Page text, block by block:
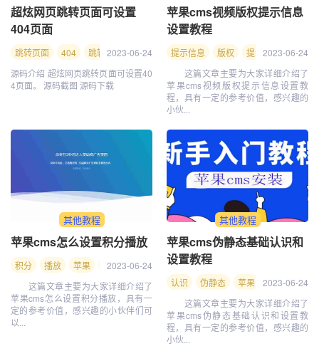
超炫网页跳转页面可设置
404页面
跳转页面 404 跳转 页面 网页 设置
2023-06-24
源码介绍 超炫网页跳转页面可设置40
4页面。 源码截图 源码下载
苹果cms视频版权提示信息
设置教程
提示信息 版权 提示 信息 视
2023-06-24
这篇文章主要为大家详细介绍了
苹果cms视频版权提示信息设置教
程，具有一定的参考价值，感兴趣的
小伙...
其他教程
苹果cms怎么设置积分播放
积分 播放 苹果 cms 设置 怎么
2023-06-24
这篇文章主要为大家详细介绍了
苹果cms怎么设置积分播放，具有一
定的参考价值，感兴趣的小伙伴们可
以...
其他教程
苹果cms伪静态基础认识和
设置教程
认识 伪静态 苹果 静态 基础
2023-06-24
这篇文章主要为大家详细介绍了
苹果cms伪静态基础认识和设置教
程，具有一定的参考价值，感兴趣的
小伙...